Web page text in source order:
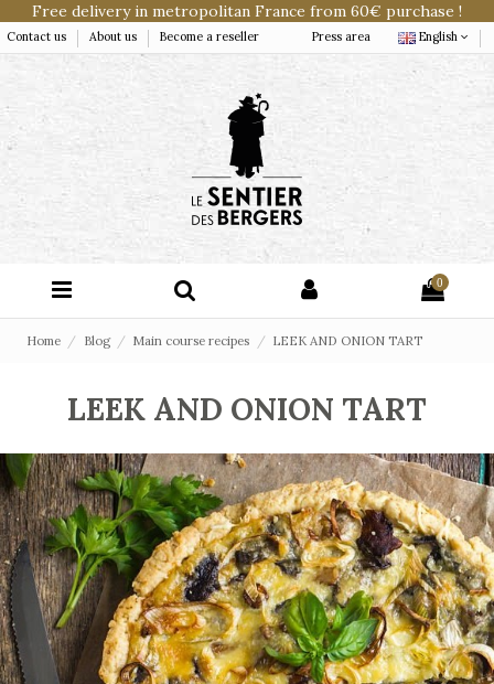
Free delivery in metropolitan France from 60€ purchase !
Contact us About us Become a reseller Press area English
0
Home Blog Main course recipes LEEK AND ONION TART
LEEK AND ONION TART